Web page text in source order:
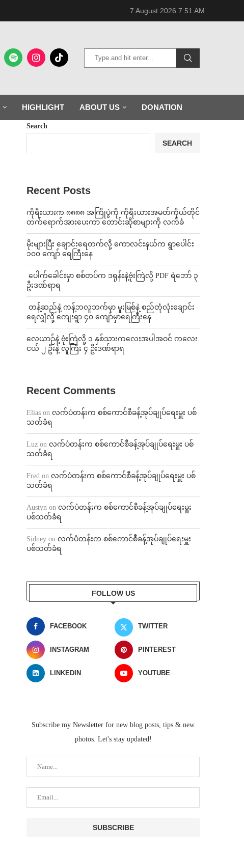
7 August 2026 7:51 AM
HIGHLIGHT ABOUT US DONATION
Search
SEARCH
Recent Posts
ကိုရီးယားက ၈၈၈၈ အကြိုပွဲကို ကိုရီးယားအမတ်ကိုယ်တိုင်
တက်ရောက်အားပေးကာ တောင်းဆိုစာများကို လက်ခံ
⁨မိုးများပြီး ချောင်းရေတက်လို့ ကောလင်းနယ်က ရွာပေါင်း
၁၀၀ ကျော် ရေကြီးနေ
⁩ ⁨ပေါက်ခေါင်းမှာ စစ်တပ်က ဒရုန်းနဲ့ဗုံးကြဲလို့ PDF ရဲဘော် ၃
ဦးဒဏ်ရာရ
⁩ ⁨တန့်ဆည်နဲ့ ကန့်ဘလူဘက်မှာ မူးမြစ်နဲ့ စည်တုံလုံးချောင်း
ရေလျှံလို့ ကျေးရွာ ၄၀ ကျော်မှာရေကြီးနေ
⁨လေယာဉ်နဲ့ ဗုံးကြဲလို့ ၁ နှစ်သားကလေးအပါအဝင် ကလေး
ငယ် ၂ ဦးနဲ့ လူကြီး ၄ ဦးဒဏ်ရာရ
Recent Comments
Elias on လက်ပံတန်းက စစ်ကောင်စီခန့်အုပ်ချုပ်ရေးမှူး ပစ်
သတ်ခံရ
Luz on လက်ပံတန်းက စစ်ကောင်စီခန့်အုပ်ချုပ်ရေးမှူး ပစ်
သတ်ခံရ
Fred on လက်ပံတန်းက စစ်ကောင်စီခန့်အုပ်ချုပ်ရေးမှူး ပစ်
သတ်ခံရ
Austyn on လက်ပံတန်းက စစ်ကောင်စီခန့်အုပ်ချုပ်ရေးမှူး
ပစ်သတ်ခံရ
Sidney on လက်ပံတန်းက စစ်ကောင်စီခန့်အုပ်ချုပ်ရေးမှူး
ပစ်သတ်ခံရ
FOLLOW US
FACEBOOK TWITTER
INSTAGRAM PINTEREST
LINKEDIN YOUTUBE
Subscribe my Newsletter for new blog posts, tips & new
photos. Let's stay updated!